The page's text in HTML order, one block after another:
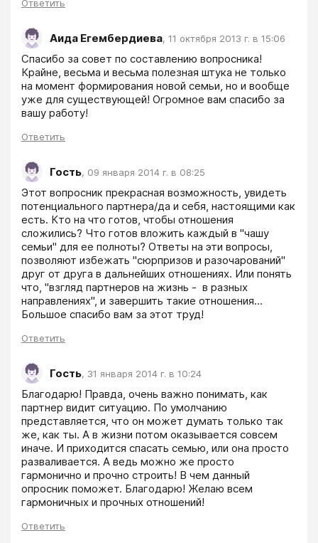
Ответить
Аида Егембердиева, 11 октября 2013 г. в 15:06
Спасибо за совет по составлению вопросника!
Крайне, весьма и весьма полезная штука не только
на момент формирования новой семьи, но и вообще
уже для существующей! Огромное вам спасибо за
вашу работу!
Ответить
Гость, 09 января 2014 г. в 08:25
Этот вопросник прекрасная возможность, увидеть
потенциального партнера/да и себя, настоящими как
есть. Кто на что готов, чтобы отношения
сложились? Что готов вложить каждый в "чашу
семьи" для ее полноты? Ответы на эти вопросы,
позволяют избежать "сюрпризов и разочарований"
друг от друга в дальнейших отношениях. Или понять
что, "взгляд партнеров на жизнь -  в разных
направлениях", и завершить такие отношения...
Большое спасибо вам за этот труд!
Ответить
Гость, 31 января 2014 г. в 10:24
Благодарю! Правда, очень важно понимать, как
партнер видит ситуацию. По умолчанию
представляется, что он может думать только так
же, как ты. А в жизни потом оказывается совсем
иначе. И приходится спасать семью, или она просто
разваливается. А ведь можно же просто
гармонично и прочно строить! В чем данный
опросник поможет. Благодарю! Желаю всем
гармоничных и прочных отношений!
Ответить